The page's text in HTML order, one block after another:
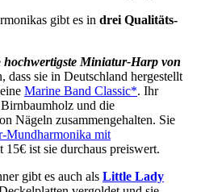
gibt es in drei Qualitäts-
hochwertigste Miniatur-Harp von
dass sie in Deutschland hergestellt
Marine Band Classic*. Ihr
und die
Nägeln zusammengehalten. Sie
Mundharmonika mit
15€ ist sie durchaus preiswert.
gibt es auch als Little Lady